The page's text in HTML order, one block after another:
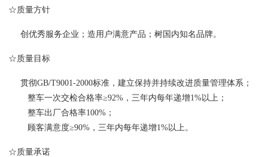
☆质量方针
创优秀服务企业；造用户满意产品；树国内知名品牌。
☆质量目标
贯彻GB/T9001-2000标准，建立保持并持续改进质量管理体系；
整车一次交检合格率≥92%，三年内每年递增1%以上；
整车出厂合格率100%；
顾客满意度≥90%，三年内每年递增1%以上。
☆质量承诺